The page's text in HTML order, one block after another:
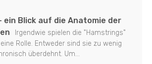
ein Blick auf die Anatomie der
Irgendwie spielen die "Hamstrings"
Rolle. Entweder sind sie zu wenig
überdehnt. Um...